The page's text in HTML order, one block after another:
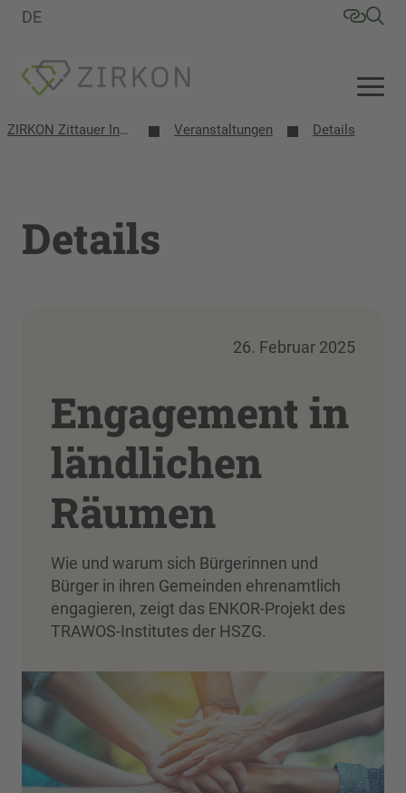
DE
ZIRKON Zittauer Institut für Verfahrensentwicklung, Kreislaufwirtschaft, Oberflächentechnik, Naturstoffforschung Veranstaltungen Details
Details
26. Februar 2025
Engagement in
ländlichen
Räumen
Wie und warum sich Bürgerinnen und
Bürger in ihren Gemeinden ehrenamtlich
engagieren, zeigt das ENKOR-Projekt des
TRAWOS-Institutes der HSZG.